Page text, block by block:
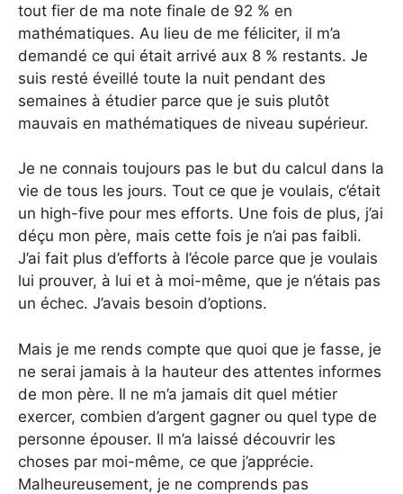
tout fier de ma note finale de 92 % en
mathématiques. Au lieu de me féliciter, il m’a
demandé ce qui était arrivé aux 8 % restants. Je
suis resté éveillé toute la nuit pendant des
semaines à étudier parce que je suis plutôt
mauvais en mathématiques de niveau supérieur.
Je ne connais toujours pas le but du calcul dans la
vie de tous les jours. Tout ce que je voulais, c’était
un high-five pour mes efforts. Une fois de plus, j’ai
déçu mon père, mais cette fois je n’ai pas faibli.
J’ai fait plus d’efforts à l’école parce que je voulais
lui prouver, à lui et à moi-même, que je n’étais pas
un échec. J’avais besoin d’options.
Mais je me rends compte que quoi que je fasse, je
ne serai jamais à la hauteur des attentes informes
de mon père. Il ne m’a jamais dit quel métier
exercer, combien d’argent gagner ou quel type de
personne épouser. Il m’a laissé découvrir les
choses par moi-même, ce que j’apprécie.
Malheureusement, je ne comprends pas